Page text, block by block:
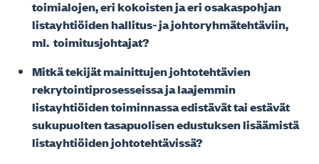
toimialojen, eri kokoisten ja eri osakaspohjan
listayhtiöiden hallitus- ja johtoryhmätehtäviin,
ml. toimitusjohtajat?
Mitkä tekijät mainittujen johtotehtävien
rekrytointiprosesseissa ja laajemmin
listayhtiöiden toiminnassa edistävät tai estävät
sukupuolten tasapuolisen edustuksen lisäämistä
listayhtiöiden johtotehtävissä?